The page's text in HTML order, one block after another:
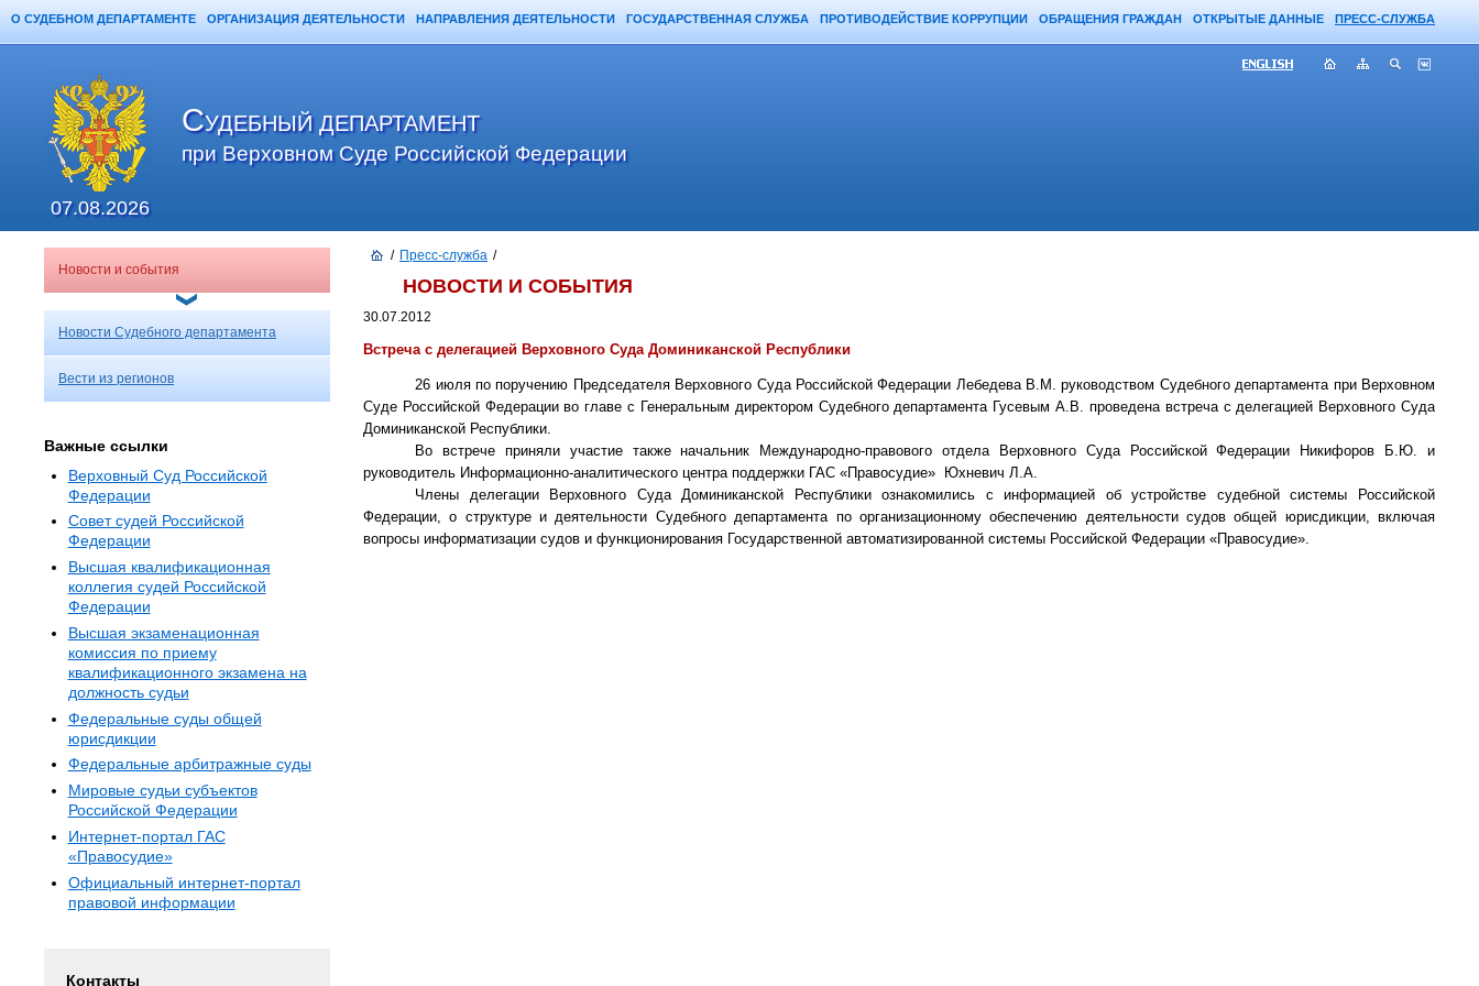
О СУДЕБНОМ ДЕПАРТАМЕНТЕ ОРГАНИЗАЦИЯ ДЕЯТЕЛЬНОСТИ НАПРАВЛЕНИЯ ДЕЯТЕЛЬНОСТИ ГОСУДАРСТВЕННАЯ СЛУЖБА ПРОТИВОДЕЙСТВИЕ КОРРУПЦИИ ОБРАЩЕНИЯ ГРАЖДАН ОТКРЫТЫЕ ДАННЫЕ ПРЕСС-СЛУЖБА
/ Пресс-служба /
НОВОСТИ И СОБЫТИЯ
30.07.2012
Встреча с делегацией Верховного Суда Доминиканской Республики
26 июля по поручению Председателя Верховного Суда Российской Федерации Лебедева В.М. руководством Судебного департамента при Верховном
Суде Российской Федерации во главе с Генеральным директором Судебного департамента Гусевым А.В. проведена встреча с делегацией Верховного Суда
Доминиканской Республики
Во встрече приняли участие также начальник Международно-правового отдела Верховного Суда Российской Федерации Никифоров Б.Ю. и
руководитель Информационно-аналитического центра поддержки ГАС «Правосудие» Юхневич Л.А.
Члены делегации Верховного Суда Доминиканской Республики ознакомились с информацией об устройстве судебной системы Российской
Федерации, о структуре и деятельности Судебного департамента по организационному обеспечению деятельности судов общей юрисдикции, включая
вопросы информатизации судов и функционирования Государственной автоматизированной системы Российской Федерации «Правосудие».
Новости и события
Новости Судебного департамента
Вести из регионов
Важные ссылки
Верховный Суд Российской
Федерации
Совет судей Российской
Федерации
Высшая квалификационная
коллегия судей Российской
Федерации
Высшая экзаменационная
комиссия по приему
квалификационного экзамена на
должность судьи
Федеральные суды общей
юрисдикции
Федеральные арбитражные суды
Мировые судьи субъектов
Российской Федерации
Интернет-портал ГАС
«Правосудие»
Официальный интернет-портал
правовой информации
Контакты
СУДЕБНЫЙ ДЕПАРТАМЕНТ
при Верховном Суде Российской Федерации
07.08.2026